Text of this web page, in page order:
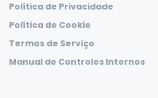
Política de Privacidade
Política de Cookie
Termos de Serviço
Manual de Controles Internos